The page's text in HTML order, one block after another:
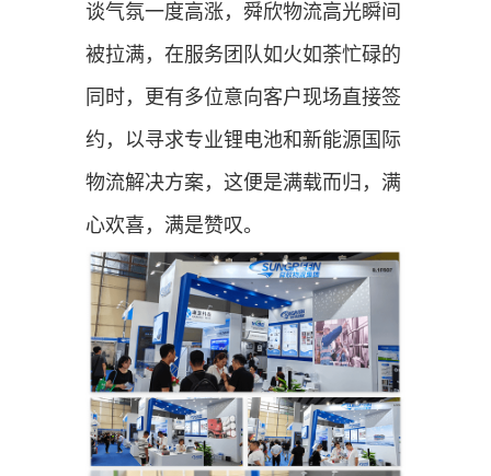
谈气氛一度高涨，舜欣物流高光瞬间
被拉满，在服务团队如火如荼忙碌的
同时，更有多位意向客户现场直接签
约，以寻求专业锂电池和新能源国际
物流解决方案，这便是满载而归，满
心欢喜，满是赞叹。